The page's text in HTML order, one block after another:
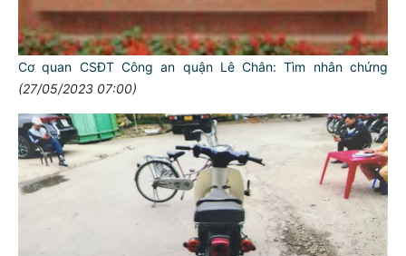
Cơ quan CSĐT Công an quận Lê Chân: Tìm nhân chứng
(27/05/2023 07:00)